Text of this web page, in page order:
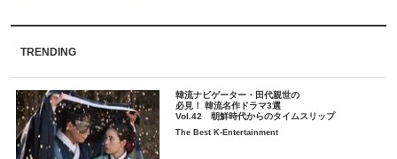
TRENDING
韓流ナビゲーター・田代親世の
必見！ 韓流名作ドラマ3選
Vol.42 朝鮮時代からのタイムスリップ
The Best K-Entertainment